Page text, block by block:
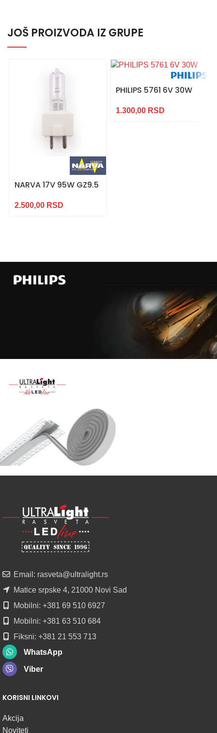
JOŠ PROIZVODA IZ GRUPE
NARVA 17V 95W GZ9.5
2.500,00 RSD
PHILIPS 5761 6V 30W
1.300,00 RSD
Najveći
izbor
SIJALICA
u
regionu
LED
PROFILI
TRIMLESS
DIFUZOROM
POGLEDAJ
Email: rasveta@ultralight.rs
Matice srpske 4, 21000 Novi Sad
Mobilni: +381 69 510 6927
Mobilni: +381 63 510 684
Fiksni: +381 21 553 713
WhatsApp
Viber
KORISNI LINKOVI
Akcija
Noviteti